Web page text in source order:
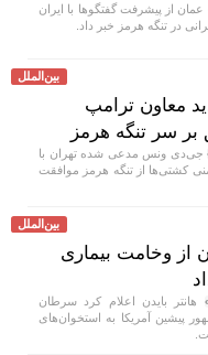
عمان از پیشرفت گفتگوها با ایران
در تنگه هرمز خبر داد.
بین‌الملل
معاون ترامپ
بر سر تنگه هرمز
جی‌دی ونس مدعی شده تهران با
کشتی‌ها از تنگه هرمز موافقت
بین‌الملل
از وخامت بیماری
هانتر بایدن اعلام کرد سرطان
پیشین آمریکا به استخوان‌های